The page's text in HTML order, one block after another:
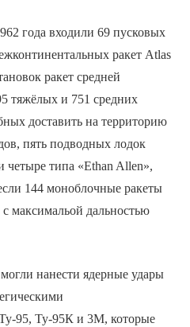
года входили 69 пусковых
ракет Atlas
ракет средней
тяжёлых и 751 средних
доставить на территорию
пять подводных лодок
четыре типа «Ethan Allen»,
144 моноблочные ракеты
максимальой дальностью
нанести ядерные удары
95, Ту-95К и 3М, которые